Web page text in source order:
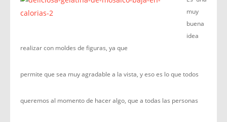
muy
buena
idea
realizar con moldes de figuras, ya que
permite que sea muy agradable a la vista, y eso es lo que todos
queremos al momento de hacer algo, que a todas las personas